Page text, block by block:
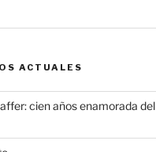
ACTUALES
cien años enamorada del